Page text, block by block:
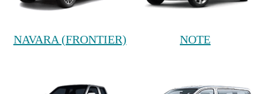
NAVARA (FRONTIER) NOTE